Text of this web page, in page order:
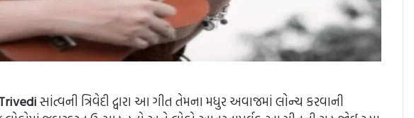
સાંત્વની ત્રિવેદી દ્વારા આ ગીત તેમના મધુર અવાજમાં લોન્ચ કરવાની